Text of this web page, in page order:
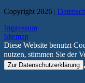
Copyright 2026 |
Impressum
Sitemap
Diese Website benutzt
nutzen, stimmen Sie der
Zur Datenschutzerklärung